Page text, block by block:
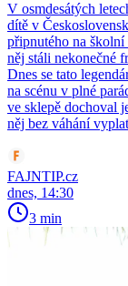
V osmdesátých
dítě v
připnutého na
něj stáli nekonečné
Dnes se tato
na scénu v plné
ve sklepě dochoval
něj bez váhání
FAJNTIP.cz
dnes, 14:30
3 min